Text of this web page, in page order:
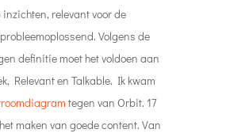
inzichten, relevant voor de
Volgens de
definitie moet het voldoen aan
Relevant en Talkable. Ik kwam
tegen van Orbit. 17
maken van goede content. Van